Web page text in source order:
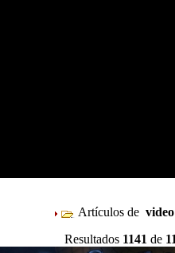
Artículos de
Resultados 1141 de